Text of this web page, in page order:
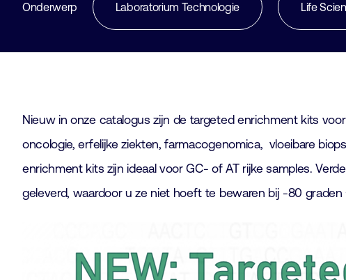
Onderwerp Laboratorium Technologie Life
Nieuw in onze catalogus zijn de targeted enrichment kits
oncologie, erfelijke ziekten, farmacogenomica, vloeibare
enrichment kits zijn ideaal voor GC- of AT rijke samples.
geleverd, waardoor u ze niet hoeft te bewaren bij -80 graden